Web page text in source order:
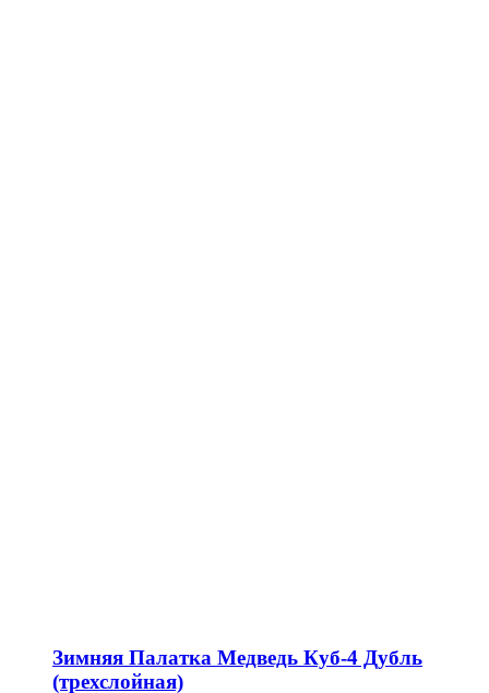
Зимняя Палатка Медведь Куб-4 Дубль
(трехслойная)